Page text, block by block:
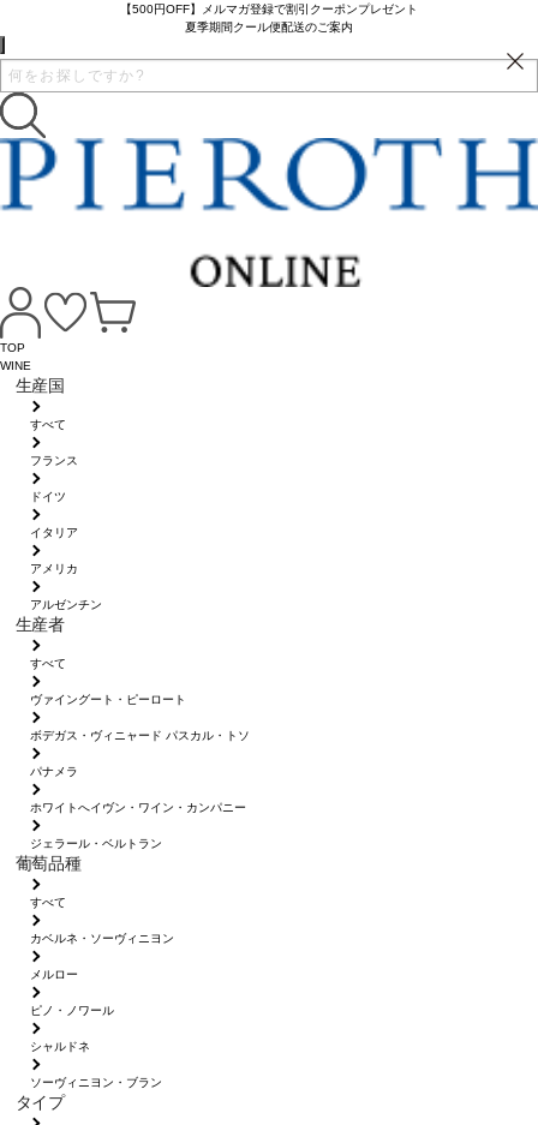
【500円OFF】メルマガ登録で割引クーポンプレゼント
夏季期間クール便配送のご案内
TOP
WINE
生産国
すべて
フランス
ドイツ
イタリア
アメリカ
アルゼンチン
生産者
すべて
ヴァイングート・ピーロート
ボデガス・ヴィニャード パスカル・トソ
パナメラ
ホワイトへイヴン・ワイン・カンパニー
ジェラール・ベルトラン
葡萄品種
すべて
カベルネ・ソーヴィニヨン
メルロー
ピノ・ノワール
シャルドネ
ソーヴィニヨン・ブラン
タイプ